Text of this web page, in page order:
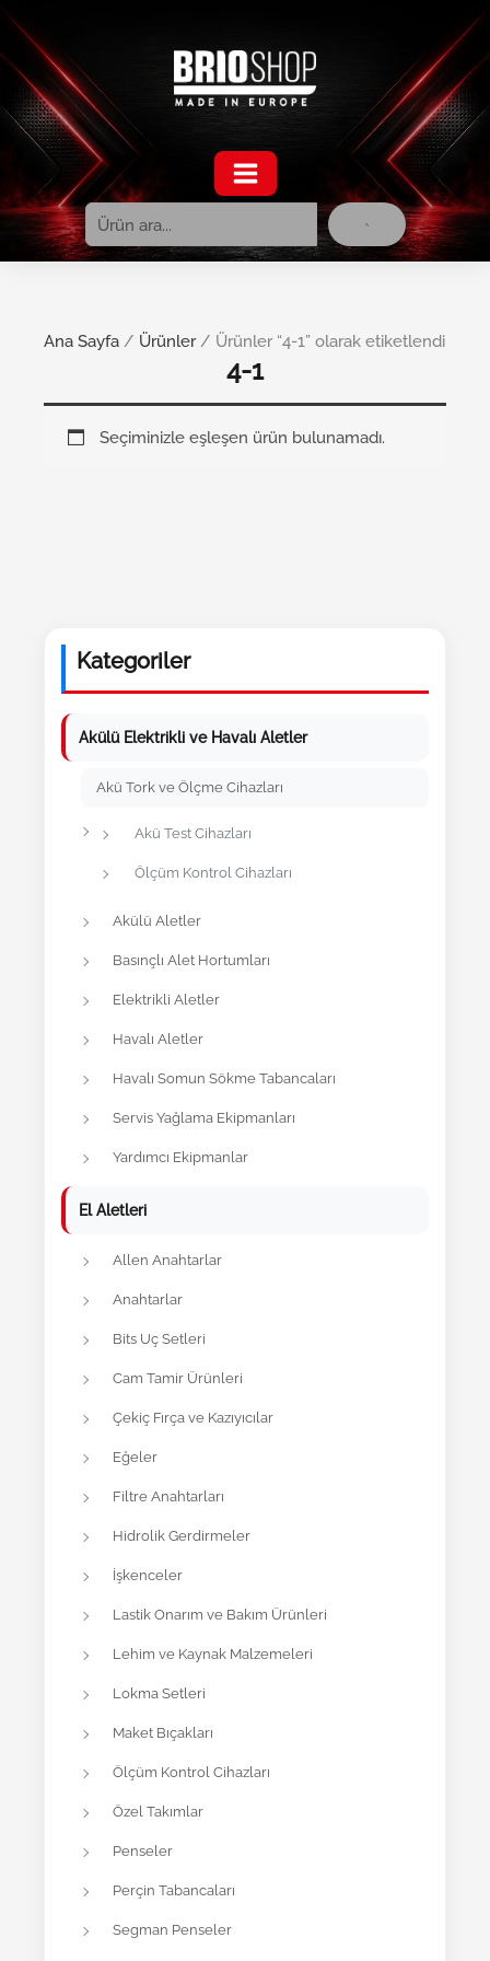
İçeriğe
Kategoriler
Akülü Elektrikli ve Havalı Aletler
Akü Tork ve Ölçme Cihazları
Akü Test Cihazları
Ölçüm Kontrol Cihazları
Akülü Aletler
Basınçlı Alet Hortumları
Elektrikli Aletler
Havalı Aletler
Havalı Somun Sökme Tabancaları
Servis Yağlama Ekipmanları
Yardımcı Ekipmanlar
El Aletleri
Allen Anahtarlar
Anahtarlar
Bits Uç Setleri
Cam Tamir Ürünleri
Çekiç Fırça ve Kazıyıcılar
Eğeler
Filtre Anahtarları
Hidrolik Gerdirmeler
İşkenceler
Lastik Onarım ve Bakım Ürünleri
Lehim ve Kaynak Malzemeleri
Lokma Setleri
Maket Bıçakları
Ölçüm Kontrol Cihazları
Özel Takımlar
Penseler
Perçin Tabancaları
Segman Penseler
Ana Sayfa / Ürünler/ Ürünler “4-1” olarak etiketlendi
4-1
Seçiminizle eşleşen ürün bulunamadı.